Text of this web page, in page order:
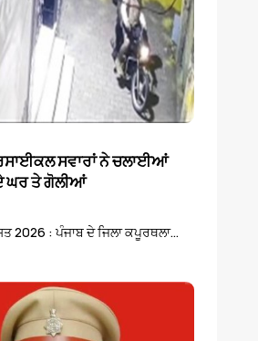
ਸਵਾਰਾਂ ਨੇ ਚਲਾਈਆਂ
ਘਰ ਤੇ ਗੋਲੀਆਂ
2026 : ਪੰਜਾਬ ਦੇ ਜਿਲਾ ਕਪੂਰਥਲਾ...